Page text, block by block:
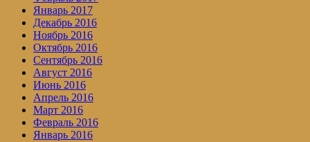
Январь 2017
Декабрь 2016
Ноябрь 2016
Октябрь 2016
Сентябрь 2016
Август 2016
Июнь 2016
Апрель 2016
Март 2016
Февраль 2016
Январь 2016